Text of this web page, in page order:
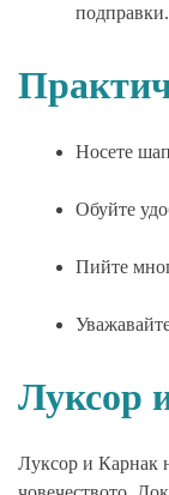
подправки.
Носете
Обуйте
Пийте
Луксор
Луксор и Карнак